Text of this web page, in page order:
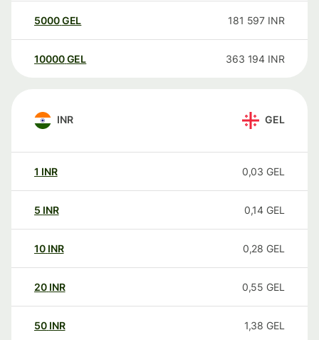
5000GEL 181 597 INR
10000 GEL 363 194 INR
INR GEL
1 INR 0,03 GEL
5 INR 0,14 GEL
10 INR 0,28 GEL
20 INR 0,55 GEL
50 INR 1,38 GEL